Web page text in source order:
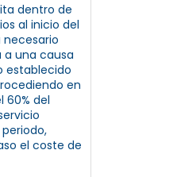
dentro de
al inicio del
a una causa
establecido
en
60% del
el coste de